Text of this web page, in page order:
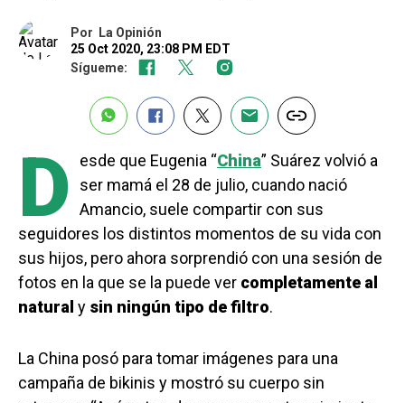
Por
La Opinión
25 Oct 2020, 23:08 PM EDT
Sígueme:
D esde que Eugenia “China” Suárez volvió a
ser mamá el 28 de julio, cuando nació
Amancio, suele compartir con sus
seguidores los distintos momentos de su vida con
sus hijos, pero ahora sorprendió con una sesión de
fotos en la que se la puede ver completamente al
natural y sin ningún tipo de filtro.
La China posó para tomar imágenes para una
campaña de bikinis y mostró su cuerpo sin